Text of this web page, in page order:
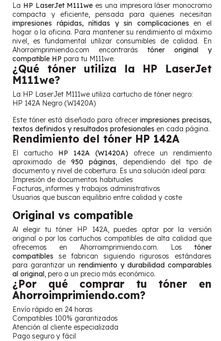
La HP LaserJet M111we es una impresora láser monocromo
compacta y eficiente, pensada para quienes necesitan
impresiones rápidas, nítidas y sin complicacionesen el
hogar o la oficina. Para mantener su rendimiento al máximo
nivel, es fundamental utilizar consumibles de calidad. En
Ahorroimprimiendo.com encontrarás tóner original y
compatible HP para tu M111we.
¿Qué tóner utiliza la HP LaserJet
M111we?
La HP LaserJet M111we utiliza cartucho de tóner negro:
HP 142A Negro (W1420A)
Este tóner está diseñado para ofrecerimpresiones precisas,
textos definidos y resultados profesionales en cada página.
Rendimiento del tóner HP 142A
El cartucho HP 142A (W1420A) ofrece un rendimiento
aproximado de950 páginas, dependiendo del tipo de
documento y nivel de cobertura. Es una solución ideal para:
Impresión de documentos habituales
Facturas, informes y trabajos administrativos
Usuarios que buscan equilibrio entre calidad y coste
Original vs compatible
Al elegir tu tóner HP 142A, puedes optar por la versión
original o por los cartuchos compatibles de alta calidad que
ofrecemos en Ahorroimprimiendo.com. Los tóner
compatibles se fabrican siguiendo rigurosos estándares
para garantizar un rendimiento y durabilidad comparables
al original, pero a un precio más económico.
¿Por qué comprar tu tóner en
Ahorroimprimiendo.com?
Envío rápido en 24 horas
Compatibles 100% garantizados
Atención al cliente especializada
Pago seguro y fácil